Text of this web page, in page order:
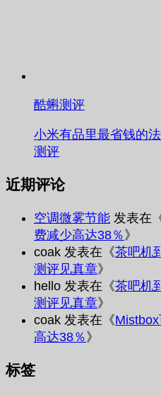
酷蝌测评
小米有品里最省钱的
测评
近期评论
空调微雾节能 发表在
费减少高达38％》
coak 发表在《茶吧机
测评见真章》
hello 发表在《茶吧机
测评见真章》
coak 发表在《
高达38％》
标签